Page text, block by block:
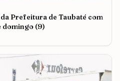
Prefeitura de Taubaté com
domingo (9)